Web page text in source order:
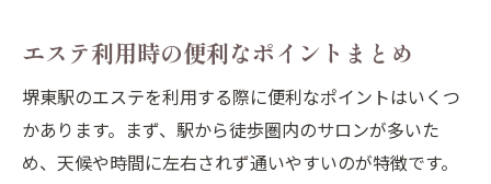
エステ利用時の便利なポイントまとめ
堺東駅のエステを利用する際に便利なポイントはいくつ
かあります。まず、駅から徒歩圏内のサロンが多いた
め、天候や時間に左右されず通いやすいのが特徴です。